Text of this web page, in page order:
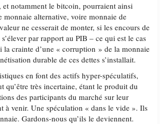
et notamment le bitcoin, pourraient ainsi
monnaie alternative, voire monnaie de
ne cesserait de monter, si les encours de
par rapport au PIB – ce qui est le cas
la crainte d’une « corruption » de la monnaie
durable de ces dettes s’installait.
en font des actifs hyper-spéculatifs,
qu’être très incertaine, étant le produit du
des participants du marché sur leur
à venir. Une spéculation « dans le vide ». Ils
Gardons-nous qu’ils le deviennent.